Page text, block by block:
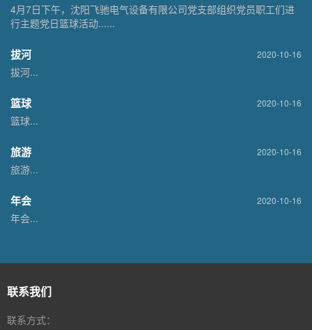
4月7日下午，沈阳飞驰电气设备有限公司党支部组织党员职工们进
行主题党日篮球活动......
2020-10-16
拔河
拔河...
2020-10-16
篮球
篮球...
2020-10-16
旅游
旅游...
2020-10-16
年会
年会...
联系我们
联系方式：